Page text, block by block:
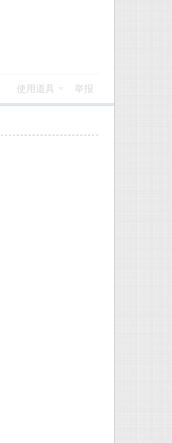
使用道具 举报